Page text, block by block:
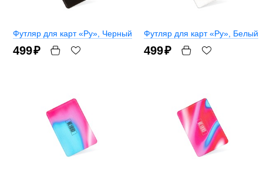
Футляр для карт «Ру» , Черный
499₽
Футляр для карт «Ру» , Белый
499₽